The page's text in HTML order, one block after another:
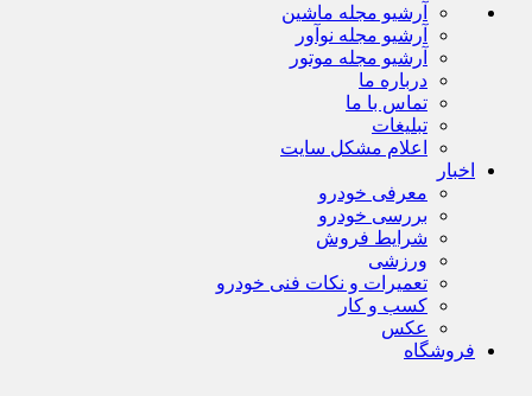
آرشیو مجله ماشین
آرشیو مجله نوآور
آرشیو مجله موتور
درباره ما
تماس با ما
تبلیغات
اعلام مشکل سایت
اخبار
معرفی خودرو
بررسی خودرو
شرایط فروش
ورزشی
تعمیرات و نکات فنی خودرو
کسب و کار
عکس
فروشگاه